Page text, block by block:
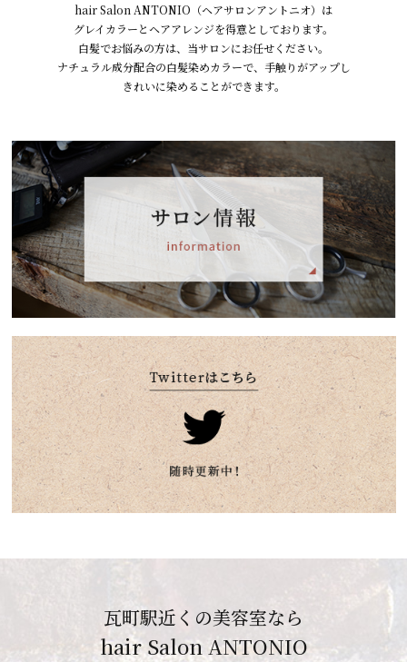
hair Salon ANTONIO（ヘアサロンアントニオ）は
グレイカラーとヘアアレンジを得意としております。
白髪でお悩みの方は、当サロンにお任せください。
ナチュラル成分配合の白髪染めカラーで、手触りがアップし
きれいに染めることができます。
瓦町駅近くの美容室なら
hair Salon ANTONIO